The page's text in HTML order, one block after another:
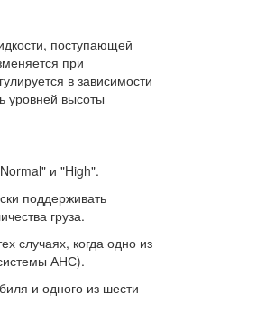
поступающей
при
в зависимости
уровней высоты
и "High".
поддерживать
груза.
случаях, когда одно из
АНС).
и одного из шести